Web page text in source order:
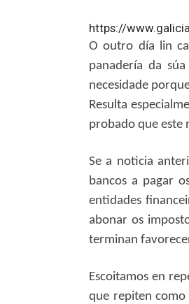
https://
O outro día lin
panadería da
necesidade
Resulta
probado que este
Se a noticia
bancos a pagar
entidades
abonar os
terminan
Escoitamos en
que repiten como